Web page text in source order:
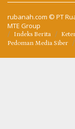
rubanah.com © PT
MTE Group
Indeks Berita
Pedoman Media Siber